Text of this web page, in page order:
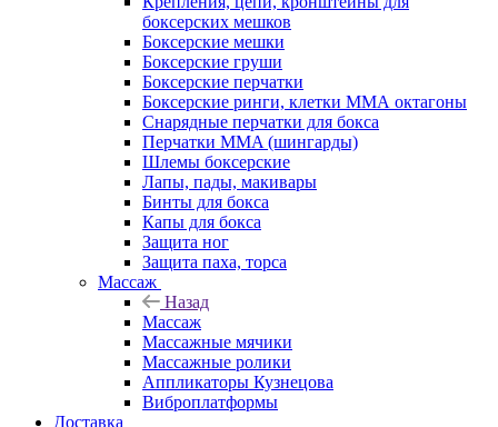
боксерских мешков
Боксерские мешки
Боксерские груши
Боксерские перчатки
Боксерские ринги, клетки ММА октагоны
Снарядные перчатки для бокса
Перчатки MMA (шингарды)
Шлемы боксерские
Лапы, пады, макивары
Бинты для бокса
Капы для бокса
Защита ног
Защита паха, торса
Массаж
Назад
Массаж
Массажные мячики
Массажные ролики
Аппликаторы Кузнецова
Виброплатформы
Доставка